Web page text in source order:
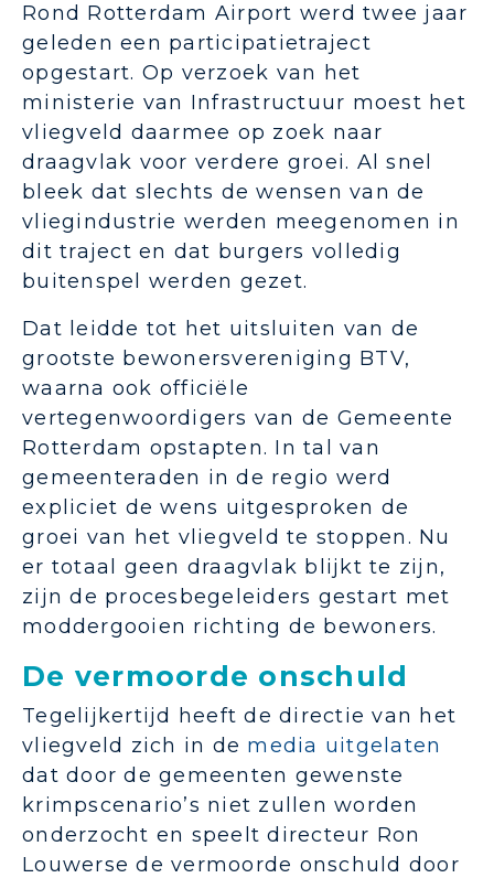
Rond Rotterdam Airport werd twee jaar
geleden een participatietraject
opgestart. Op verzoek van het
ministerie van Infrastructuur moest het
vliegveld daarmee op zoek naar
draagvlak voor verdere groei. Al snel
bleek dat slechts de wensen van de
vliegindustrie werden meegenomen in
dit traject en dat burgers volledig
buitenspel werden gezet.
Dat leidde tot het uitsluiten van de
grootste bewonersvereniging BTV,
waarna ook officiële
vertegenwoordigers van de Gemeente
Rotterdam opstapten. In tal van
gemeenteraden in de regio werd
expliciet de wens uitgesproken de
groei van het vliegveld te stoppen. Nu
er totaal geen draagvlak blijkt te zijn,
zijn de procesbegeleiders gestart met
moddergooien richting de bewoners.
De vermoorde onschuld
Tegelijkertijd heeft de directie van het
vliegveld zich in de media uitgelaten
dat door de gemeenten gewenste
krimpscenario’s niet zullen worden
onderzocht en speelt directeur Ron
Louwerse de vermoorde onschuld door